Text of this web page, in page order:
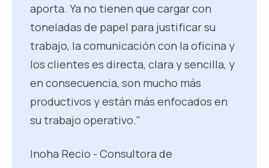
aporta. Ya no tienen que cargar con
toneladas de papel para justificar su
trabajo, la comunicación con la oficina y
los clientes es directa, clara y sencilla, y
en consecuencia, son mucho más
productivos y están más enfocados en
su trabajo operativo."
Inoha Recio - Consultora de